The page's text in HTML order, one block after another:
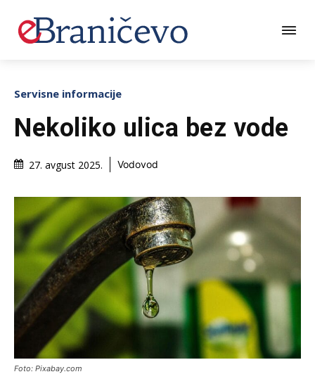
Servisne informacije
Nekoliko ulica bez vode
27. avgust 2025. Vodovod
Foto: Pixabay.com